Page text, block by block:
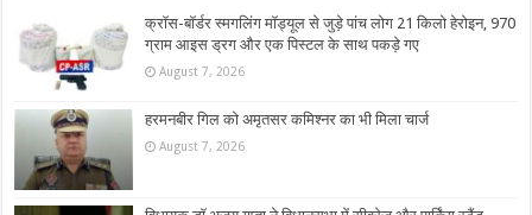
क्रॉस-बॉर्डर स्मगलिंग मॉड्यूल से जुड़े पांच लोग 21 किलो हेरोइन, 970
ग्राम आइस ड्रग और एक पिस्टल के साथ पकड़े गए
August 7, 2026
हरमनबीर गिल को अमृतसर कमिश्नर का भी मिला चार्ज
August 7, 2026